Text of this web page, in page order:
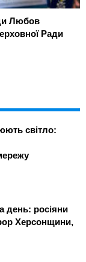
Любов
Ради
світло:
день: росіяни
Херсонщини,